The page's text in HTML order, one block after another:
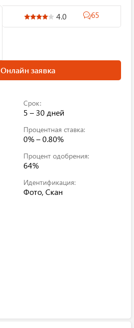
4.0 65
Онлайн заявка
Срок:
5 – 30 дней
Процентная ставка:
0% – 0.80%
Процент одобрения:
64%
Идентификация:
Фото, Скан